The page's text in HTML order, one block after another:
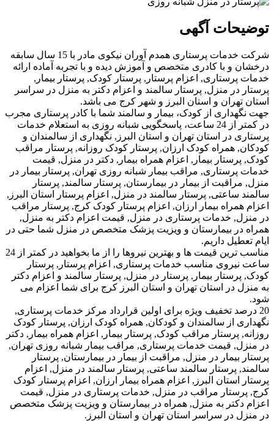
آگهی
شرکت خدمات پرستاری همدم آوران نیکوی مادر با 15 سال سابقه
با کادری متخصص و آموزش دیده و با تجربه آماده ارائه
اعزام پرستار, پرستار کودک, پرستار بیمار,
منزل, پرستار سالمند و اعزام دکتر به منزل در سراسر
و استان البرز و شهر کرج می باشد.
از کودک، بیمار و سالمند شما با کادر پرستاری مجرب
در کمتر از 24 ساعت، پاسخگویی شبانه روزی به استعلام خدمات
در استان تهران و استان البرز, نگهداری از سالمندان و
کودک ارزان, پرستار کودک روزانه, پرستار مراقب
بیمار, اعزام همراه بیمار, دکتر در منزل, قیمت
مراقب بیمار شبانه روزی تهران, پرستار بیمار در
از بیمار در بیمارستان, پرستار سالمند, پرستار
پرستار سالمند در منزل, اعزام پرستار استان البرز,
بیمار ارزان, اعزام پرستار کودک کرج, پرستار مراقب
خدمات پرستاری در منزل, قیمت اعزام دکتر به منزل,
بیمارستان و ویزیت پزشک متخصص در منزل شما حتی در
داریم.
مناسب ترین قیمت ها و بهترین نیروها را از ما بخواهید در کمتر از 24
مناسب خدمات پرستاری, اعزام پرستار, پرستار
بیمار, پرستار در منزل, پرستار سالمند و اعزام دکتر
استان تهران و استان البرز کرج برای شما اعزام می
تخفیف ویژه برای اولین قرارداد مرکز خدمات پرستاری,
از سالمندان و کودکان, همراه کودک ارزان, پرستار کودک
مراقب کودک, پرستار بیمار, اعزام همراه بیمار, دکتر
قیمت خدمات پرستاری, مراقب بیمار شبانه روزی تهران,
در منزل, مراقبت از بیمار در بیمارستان, پرستار
سالمند ساعتی, پرستار سالمند در منزل, اعزام
البرز, اعزام همراه بیمار ارزان, اعزام پرستار کودک
مراقب در منزل, خدمات پرستاری در منزل, قیمت
به منزل, همراه در بیمارستان و ویزیت پزشک متخصص
سراسر استان تهران و استان البرز.